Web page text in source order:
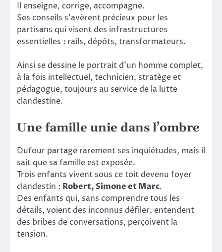
Il enseigne, corrige, accompagne.
Ses conseils s’avèrent précieux pour les
partisans qui visent des infrastructures
essentielles : rails, dépôts, transformateurs.
Ainsi se dessine le portrait d’un homme complet,
à la fois intellectuel, technicien, stratège et
pédagogue, toujours au service de la lutte
clandestine.
Une famille unie dans l’ombre
Dufour partage rarement ses inquiétudes, mais il
sait que sa famille est exposée.
Trois enfants vivent sous ce toit devenu foyer
clandestin : Robert, Simone et Marc.
Des enfants qui, sans comprendre tous les
détails, voient des inconnus défiler, entendent
des bribes de conversations, perçoivent la
tension.